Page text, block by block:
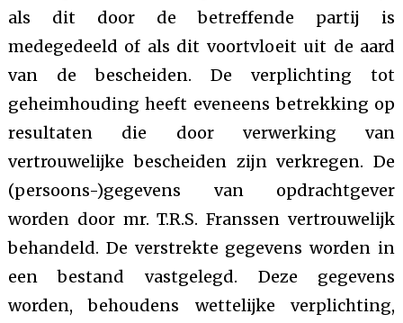
als dit door de betreffende partij is
medegedeeld of als dit voortvloeit uit de aard
van de bescheiden. De verplichting tot
geheimhouding heeft eveneens betrekking op
resultaten die door verwerking van
vertrouwelijke bescheiden zijn verkregen. De
(persoons-)gegevens van opdrachtgever
worden door mr. T.R.S. Franssen vertrouwelijk
behandeld. De verstrekte gegevens worden in
een bestand vastgelegd. Deze gegevens
worden, behoudens wettelijke verplichting,